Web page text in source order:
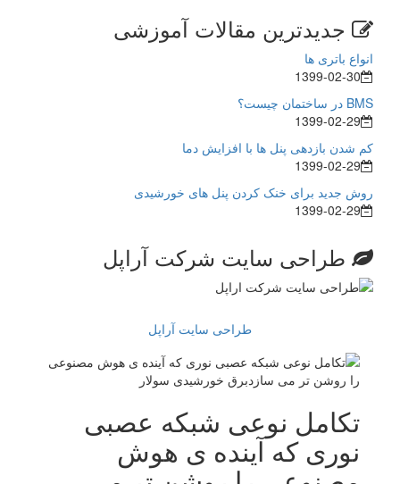
جدیدترین مقالات آموزشی
انواع باتری ها
1399-02-30
BMS در ساختمان چیست؟
1399-02-29
کم شدن بازدهی پنل ها با افزایش دما
1399-02-29
روش جدید برای خنک کردن پنل های خورشیدی
1399-02-29
طراحی سایت شرکت آراپل
طراحی سایت آراپل
تکامل نوعی شبکه عصبی
نوری که آینده ی هوش